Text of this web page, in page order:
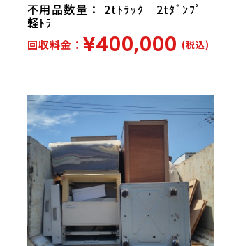
不用品数量： 2tﾄﾗｯｸ 2tﾀﾞﾝﾌﾟ
軽ﾄﾗ
回収料金： ¥400,000 (税込)